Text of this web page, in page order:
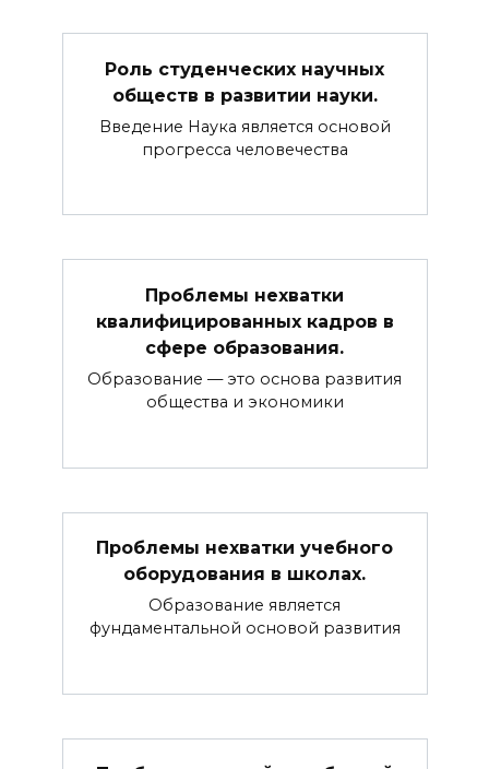
Роль студенческих научных
обществ в развитии науки.
Введение Наука является основой
прогресса человечества
Проблемы нехватки
квалифицированных кадров в
сфере образования.
Образование — это основа развития
общества и экономики
Проблемы нехватки учебного
оборудования в школах.
Образование является
фундаментальной основой развития